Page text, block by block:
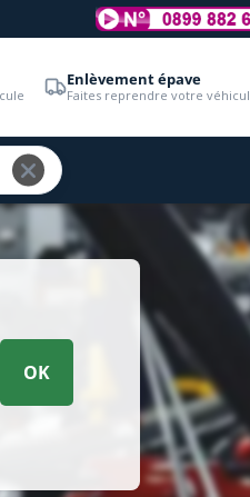
Enlèvement épave
Faites reprendre votre
OK